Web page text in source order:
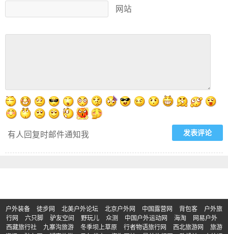
网站
有人回复时邮件通知我
户外装备 徒步网 北美户外论坛 北京户外网 中国露营网 背包客
户外旅
行网
六只脚 驴友空间 野玩儿 众测 中国户外运动网 海淘
网易户外
西藏旅行社
九寨沟旅游 冬季坝上草原 行者物语旅行网 西北旅游网
旅游